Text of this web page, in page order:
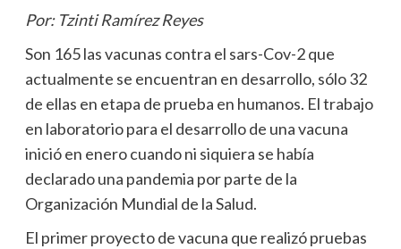
Por: Tzinti Ramírez Reyes
Son 165 las vacunas contra el sars-Cov-2 que
actualmente se encuentran en desarrollo, sólo 32
de ellas en etapa de prueba en humanos. El trabajo
en laboratorio para el desarrollo de una vacuna
inició en enero cuando ni siquiera se había
declarado una pandemia por parte de la
Organización Mundial de la Salud.
El primer proyecto de vacuna que realizó pruebas